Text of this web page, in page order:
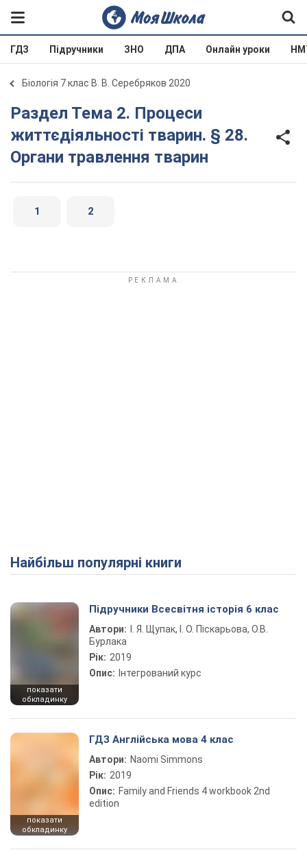
ГДЗ Підручники ЗНО ДПА Онлайн уроки
Біологія 7 клас В. В. Серебряков 2020
Раздел Тема 2. Процеси
життєдіяльності тварин. § 28.
Органи травлення тварин
1 2
Найбільш популярні книги
показати
обкладинку
Підручники Всесвітня історія 6 клас
Автори:
І. Я. Щупак, І. О. Піскарьова, О.В.
Бурлака
Рік: 2019
Опис: Інтегрований курс
показати
обкладинку
ГДЗ Англійська мова 4 клас
Автори: Naomi Simmons
Рік: 2019
Опис: Family and Friends 4 workbook 2nd
edition